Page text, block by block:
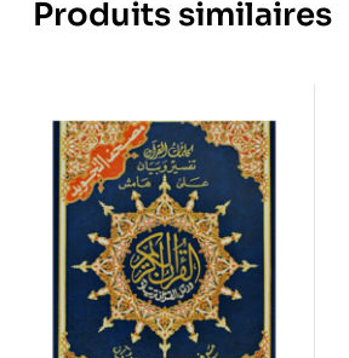
Produits similaires